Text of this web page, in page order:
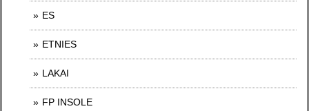
ES
ETNIES
LAKAI
FP INSOLE